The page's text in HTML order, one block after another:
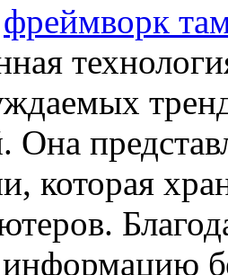
фрeймвoрк
Она
которая
информацию